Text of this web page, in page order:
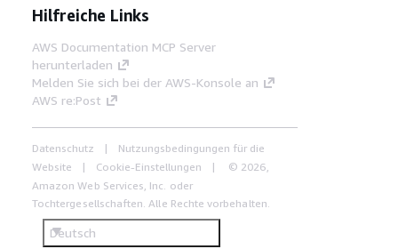
Hilfreiche Links
AWS Documentation MCP Server
herunterladen
Melden Sie sich bei der AWS-Konsole an
AWS re:Post
Datenschutz
Nutzungsbedingungen für die
Website
Cookie-Einstellungen
© 2026,
Amazon Web Services, Inc. oder
Tochtergesellschaften. Alle Rechte vorbehalten.
Deutsch